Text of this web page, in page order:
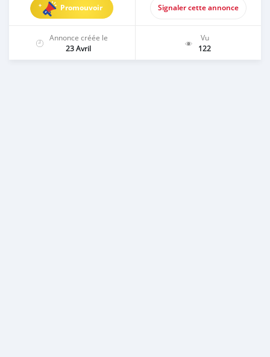
Promouvoir Signaler cette annonce
Annonce créée le
23 Avril
Vu
122